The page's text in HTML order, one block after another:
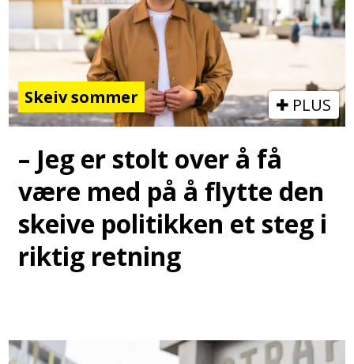
Skeiv sommer PLUS
– Jeg er stolt over å få
være med på å flytte den
skeive politikken et steg i
riktig retning